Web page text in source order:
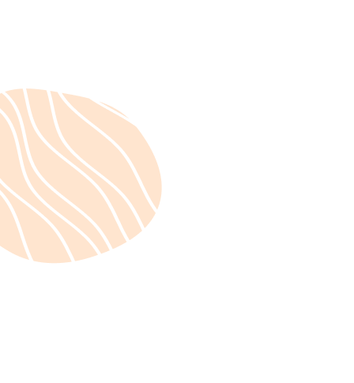
Les week-ends
d'introduction au travail
corporel